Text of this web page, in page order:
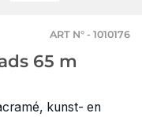
ART N° - 1010176
65 m
kunst- en